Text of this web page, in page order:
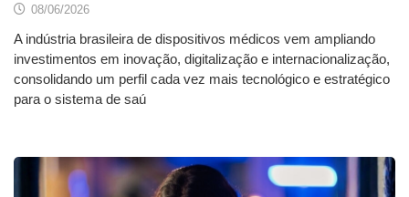
08/06/2026
A indústria brasileira de dispositivos médicos vem ampliando
investimentos em inovação, digitalização e internacionalização,
consolidando um perfil cada vez mais tecnológico e estratégico
para o sistema de saú